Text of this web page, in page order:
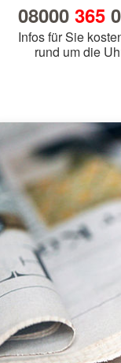
08000 365
Infos für Sie
rund um die